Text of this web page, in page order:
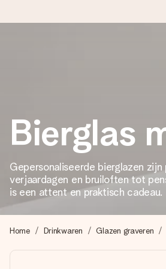
We maken jouw cadeau met zorg
4,8 (gebaseerd op +8.000
Onze cadeaus worden
Je maakt in een paar stappen iets
Bierglas
Gepersonaliseerde bierglazen
verjaardagen en bruiloften tot
is een attent en praktisch cadeau.
Home Drinkwaren Glazen graveren